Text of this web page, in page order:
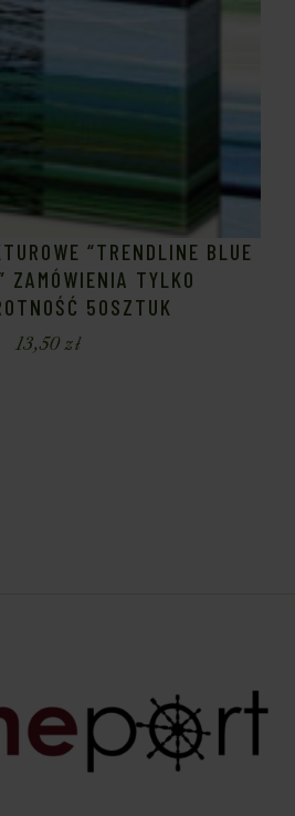
“TRENDLINE BLUE
ZAMÓWIENIA TYLKO
50SZTUK
13,50zł